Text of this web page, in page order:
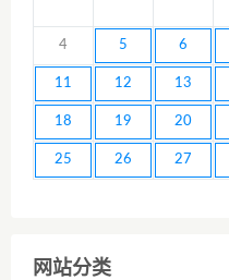
4 5 6
11 12 13
18 19 20
25 26 27
网站分类